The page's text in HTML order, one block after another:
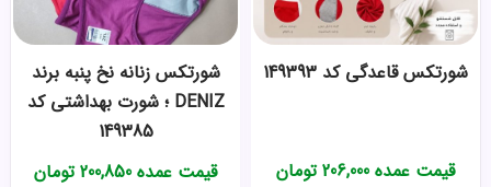
شورتکس قاعدگی کد 149393
قیمت عمده206,000 تومان
شورتکس زنانه نخ پنبه برند
DENIZ ؛ شورت بهداشتی کد
149385
قیمت عمده200,850 تومان